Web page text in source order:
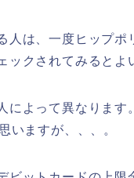
人は、一度ヒップポ
ックされてみるとよ
によって異なります
いますが、、、。